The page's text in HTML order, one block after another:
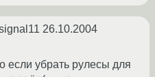
26.10.2004
если убрать рулесы для